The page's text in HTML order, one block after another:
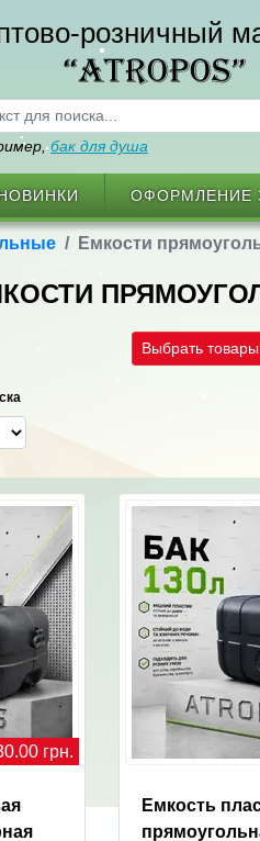
розничный
“ATROPOS”
бак для душа
ОФОРМЛЕНИЕ
Емкости
Выбрать
грн.
Емкость